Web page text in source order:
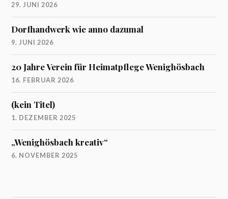
29. JUNI 2026
Dorfhandwerk wie anno dazumal
9. JUNI 2026
20 Jahre Verein für Heimatpflege Wenighösbach
16. FEBRUAR 2026
(kein Titel)
1. DEZEMBER 2025
„Wenighösbach kreativ“
6. NOVEMBER 2025